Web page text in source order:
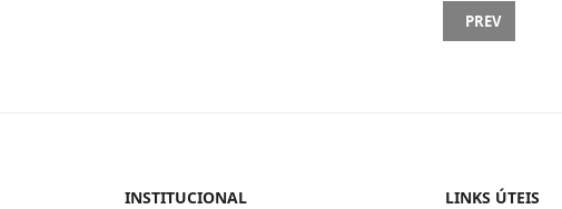
PREVIOUS
PREV
INSTITUCIONAL LINKS ÚTEIS